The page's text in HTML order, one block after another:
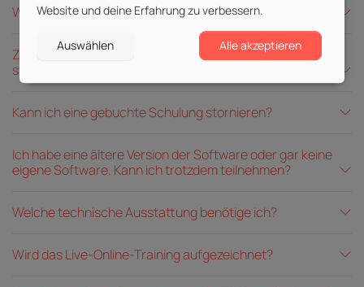
Was für Dozent:innen unterrichten bei powertowork?
Zu welchen Zeiten finden die LIVE-Online-Schulungen
statt?
Kann ich eine gebuchte Schulung stornieren?
Ich habe eine ältere Version der Software oder gar keine
eigene Software. Kann ich trotzdem teilnehmen?
Welche technische Ausstattung benötige ich?
Wird das Live-Online-Training aufgezeichnet?
Website und deine Erfahrung zu verbessern.
Auswählen Alle akzeptieren